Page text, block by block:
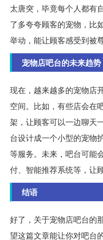
太唐突，毕竟每个人都有
了多夸夸顾客的宠物，比
举动，能让顾客感受到被
宠物店吧台的未来趋势
现在，越来越多的宠物店
空间。比如，有些店会在
架，让顾客可以一边聊天
台设计成一个小型的宠物
等服务。未来，吧台可能
付、智能推荐系统等，让
结语
好了，关于宠物店吧台的
望这篇文章能让你对吧台